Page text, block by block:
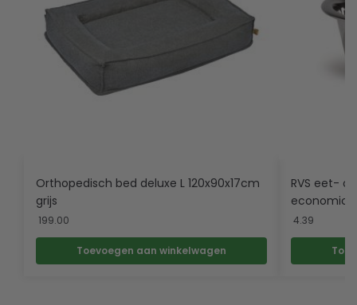
Orthopedisch bed deluxe L 120x90x17cm
grijs
199.00
Toevoegen aan winkelwagen
RVS eet-
economic
4.39